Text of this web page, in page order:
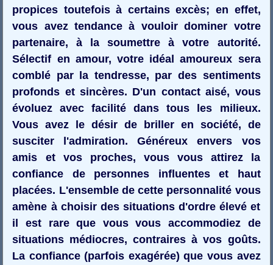
propices toutefois à certains excès; en effet,
vous avez tendance à vouloir dominer votre
partenaire, à la soumettre à votre autorité.
Sélectif en amour, votre idéal amoureux sera
comblé par la tendresse, par des sentiments
profonds et sincères. D'un contact aisé, vous
évoluez avec facilité dans tous les milieux.
Vous avez le désir de briller en société, de
susciter l'admiration. Généreux envers vos
amis et vos proches, vous vous attirez la
confiance de personnes influentes et haut
placées. L'ensemble de cette personnalité vous
amène à choisir des situations d'ordre élevé et
il est rare que vous vous accommodiez de
situations médiocres, contraires à vos goûts.
La confiance (parfois exagérée) que vous avez